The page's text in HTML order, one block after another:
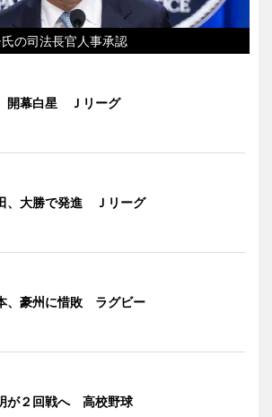
の司法長官人事承認
開幕白星 Ｊリーグ
、大勝で発進 Ｊリーグ
、豪州に惜敗 ラグビー
が２回戦へ 高校野球